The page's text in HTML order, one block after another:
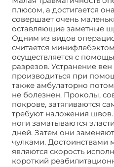
плюсом, а достигается
совершает очень
оставляющие заметные
Одним из видов
считается
осуществляется с
разрезов. Устранение
производиться при
также амбулаторно
не болезнен. Проколы,
покрове, затягиваются
требуют наложения
ноги заматываются
дней. Затем они
чулками. Достоинствами
являются скорость
короткий